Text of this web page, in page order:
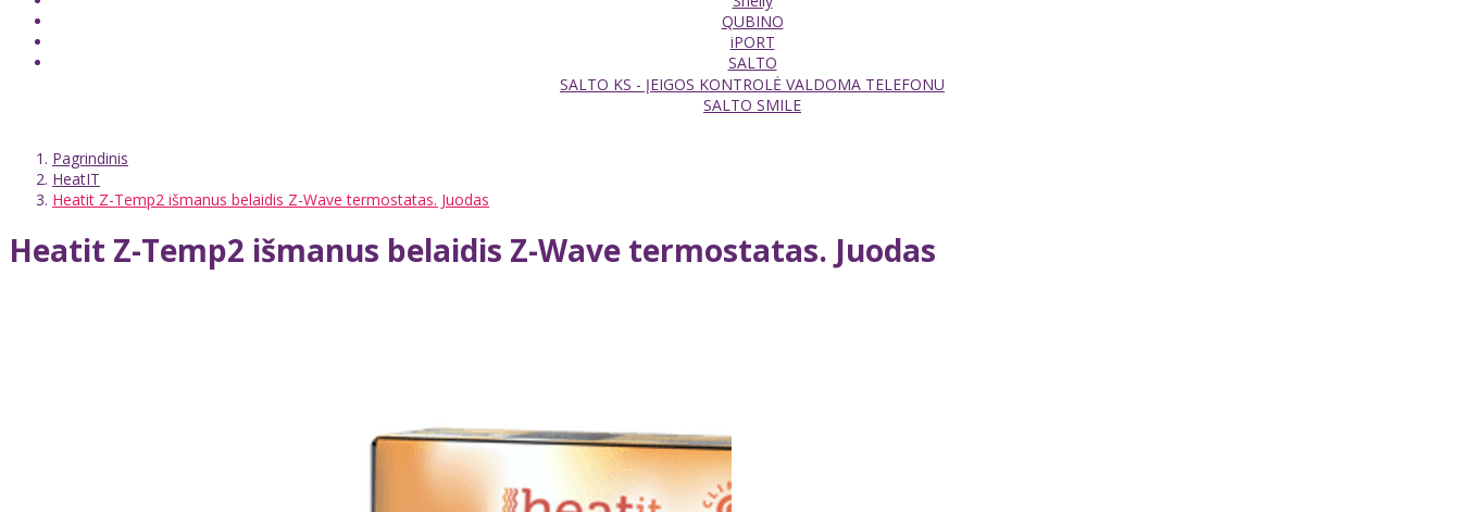
QUBINO
iPORT
SALTO
SALTO KS - ĮEIGOS KONTROLĖ VALDOMA TELEFONU
SALTO SMILE
Pagrindinis
HeatIT
Heatit Z-Temp2 išmanus belaidis Z-Wave termostatas. Juodas
Heatit Z-Temp2 išmanus belaidis Z-Wave termostatas. Juodas